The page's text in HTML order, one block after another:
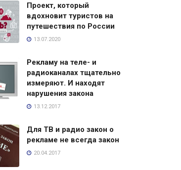
Проект, который
вдохновит туристов на
путешествия по России
13.07.2020
Рекламу на теле- и
радиоканалах тщательно
измеряют. И находят
нарушения закона
13.12.2017
Для ТВ и радио закон о
рекламе не всегда закон
20.04.2017